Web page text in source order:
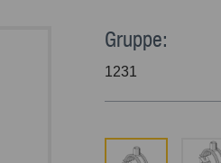
Gruppe:
1231